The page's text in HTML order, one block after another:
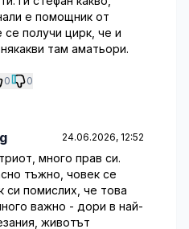
е помощник от
се получи цирк, че и
там аматьори.
0 0
24.06.2026, 12:52
много прав си.
тъжно, човек се
си помислих, че това
важно - дори в най-
животът